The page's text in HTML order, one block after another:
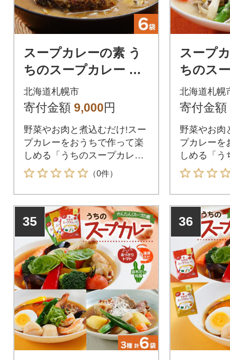
スープカレーの素 う
ちのスープカレー プ
レミアム リッチバタ
ー味 2人前×6袋_hs29
北海道札幌市
寄付金額 9,000円
野菜やお肉と煮込むだけ!スー
プカレーをおうちで作って楽
しめる「うちのスープカレー
プレミアム リッチバター味」
を北海道札幌市からお届けし
ます。「北海道のスープカレ
ーを全国のご家庭に届けた
い!」そんな想いから生まれ
た、ピーアンドピーのスープ
カレーの素。お好みの具材を
炒めてスープカレーの素と合
わせるだけの簡単調理で自宅
で手軽にスープカレーが作れ
ちゃう!
（0件）
スープ
ちのス
レミア
リーミ
北海道札幌
寄付金額
野菜やお肉
プカレーを
しめる「う
プレミアム
ー味」を北
届けします
プカレーを
けたい!」
れた、ピ
プカレー
を炒めてス
合わせるだ
宅で手軽に
れちゃう!
35 36